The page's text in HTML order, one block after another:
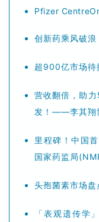
Pfizer
创新药乘风破
超900亿市场待
营收翻倍，助
发！——李其翔
里程碑！中国
国家药监局
头孢菌素市场盘
「表观遗传学